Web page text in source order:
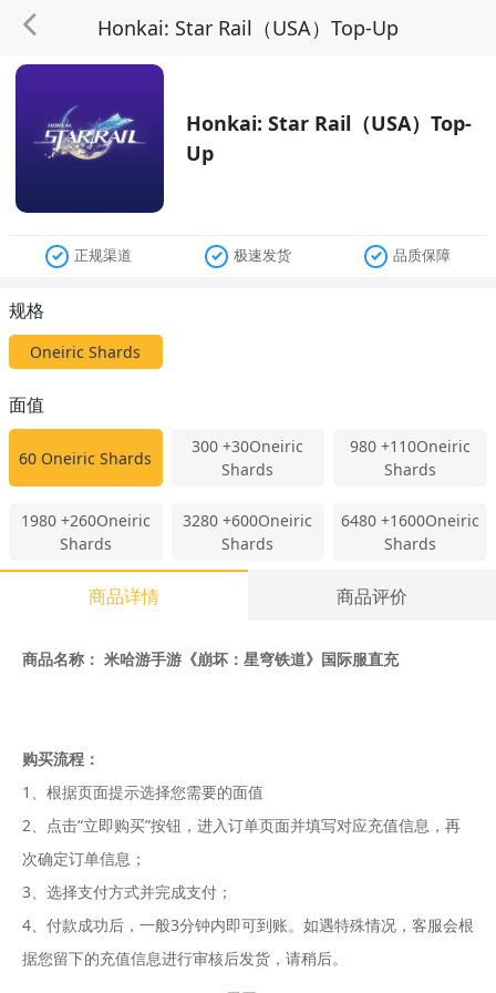
Honkai: Star Rail（USA）Top-Up
Honkai: Star Rail（USA）Top-
Up
正规渠道 极速发货 品质保障
规格
Oneiric Shards
面值
60 Oneiric Shards
300+30Oneiric
Shards
980+110Oneiric
Shards
1980 +260Oneiric
Shards
3280+600Oneiric
Shards
6480+1600Oneiric
Shards
商品详情 商品评价
商品名称： 米哈游手游《崩坏：星穹铁道》国际服直充
购买流程：
1、根据页面提示选择您需要的面值
2、点击“立即购买”按钮，进入订单页面并填写对应充值信息，再
次确定订单信息；
3、选择支付方式并完成支付；
4、付款成功后，一般3分钟内即可到账。如遇特殊情况，客服会根
据您留下的充值信息进行审核后发货，请稍后。